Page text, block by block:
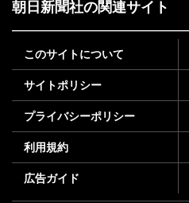
朝日新聞社の関連サイト
このサイトについて
サイトポリシー
プライバシーポリシー
利用規約
広告ガイド